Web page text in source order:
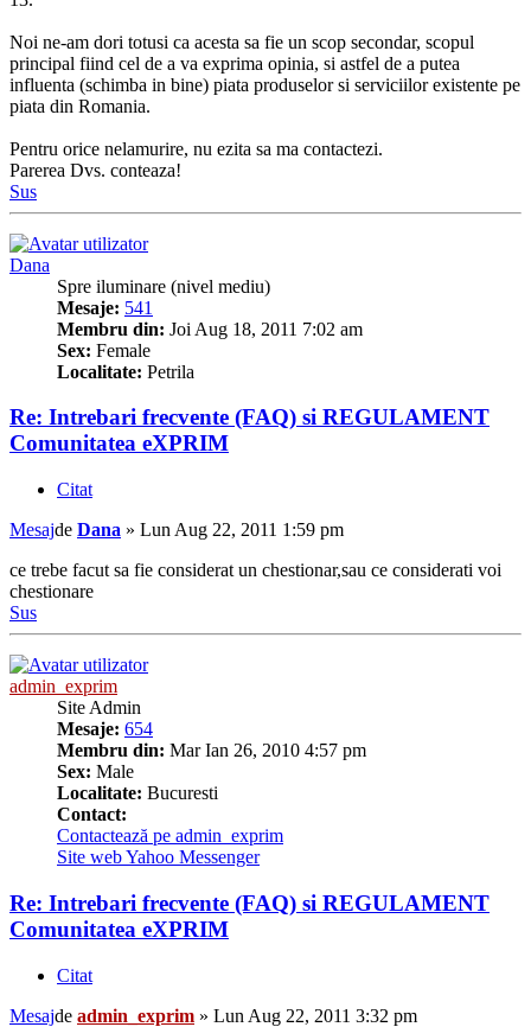
Noi ne-am dori totusi ca acesta sa fie un scop secondar, scopul
principal fiind cel de a va exprima opinia, si astfel de a putea
influenta (schimba in bine) piata produselor si serviciilor existente pe
piata din Romania.
Pentru orice nelamurire, nu ezita sa ma contactezi.
Parerea Dvs. conteaza!
Sus
Dana
Spre iluminare (nivel mediu)
Mesaje: 541
Membru din: Joi Aug 18, 2011 7:02 am
Sex: Female
Localitate: Petrila
Re: Intrebari frecvente (FAQ) si REGULAMENT
Comunitatea eXPRIM
Citat
Mesajde Dana » Lun Aug 22, 2011 1:59 pm
ce trebe facut sa fie considerat un chestionar,sau ce considerati voi
chestionare
Sus
admin_exprim
Site Admin
Mesaje: 654
Membru din: Mar Ian 26, 2010 4:57 pm
Sex: Male
Localitate: Bucuresti
Contact:
Contactează pe admin_exprim
Site webYahoo Messenger
Re: Intrebari frecvente (FAQ) si REGULAMENT
Comunitatea eXPRIM
Citat
Mesajde admin_exprim » Lun Aug 22, 2011 3:32 pm